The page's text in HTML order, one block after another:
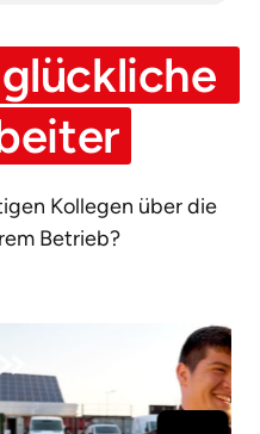
Kollegen über die
Betrieb?